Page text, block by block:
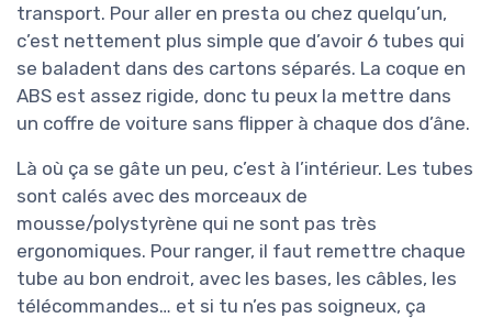
transport. Pour aller en presta ou chez quelqu’un,
c’est nettement plus simple que d’avoir 6 tubes qui
se baladent dans des cartons séparés. La coque en
ABS est assez rigide, donc tu peux la mettre dans
un coffre de voiture sans flipper à chaque dos d’âne.
Là où ça se gâte un peu, c’est à l’intérieur. Les tubes
sont calés avec des morceaux de
mousse/polystyrène qui ne sont pas très
ergonomiques. Pour ranger, il faut remettre chaque
tube au bon endroit, avec les bases, les câbles, les
télécommandes… et si tu n’es pas soigneux, ça